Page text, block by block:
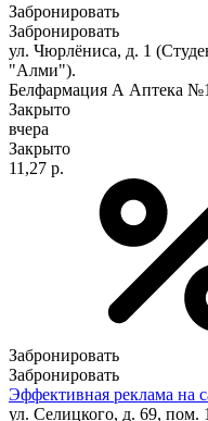
Забронировать
Забронировать
ул. Чюрлёниса, д. 1
"Алми").
Белфармация А Аптека
Закрыто
вчера
Закрыто
11,27 р.
Забронировать
Забронировать
Эффективная реклама на
ул. Селицкого, д. 69, пом.